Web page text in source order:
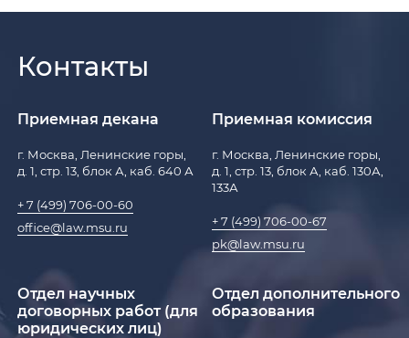
Контакты
Приемная декана
г. Москва, Ленинские горы,
д. 1, стр. 13, блок А, каб. 640 А
+ 7 (499) 706-00-60
office@law.msu.ru
Приемная комиссия
г. Москва, Ленинские горы,
д. 1, стр. 13, блок А, каб. 130А,
133А
+ 7 (499) 706-00-67
pk@law.msu.ru
Отдел научных
договорных работ (для
юридических лиц)
Отдел дополнительного
образования